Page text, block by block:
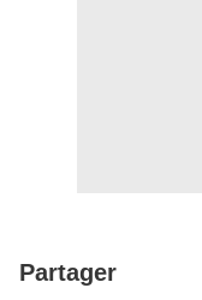
Partager